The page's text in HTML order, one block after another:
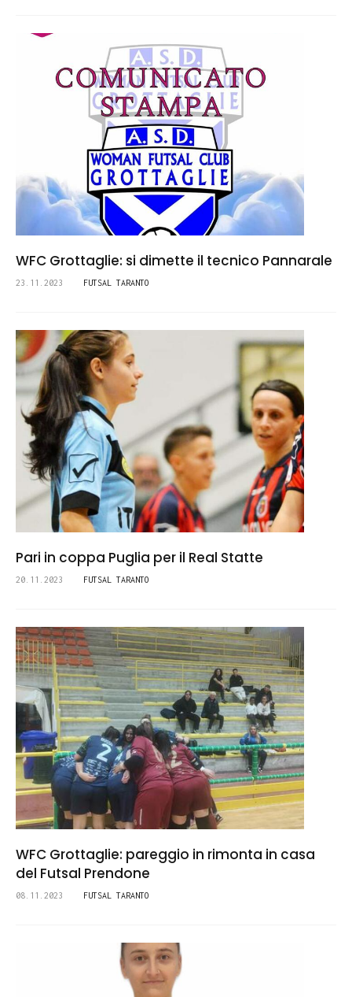
WFC Grottaglie: si dimette il tecnico Pannarale
23.11.2023 FUTSAL TARANTO
Pari in coppa Puglia per il Real Statte
20.11.2023 FUTSAL TARANTO
WFC Grottaglie: pareggio in rimonta in casa
del Futsal Prendone
08.11.2023 FUTSAL TARANTO